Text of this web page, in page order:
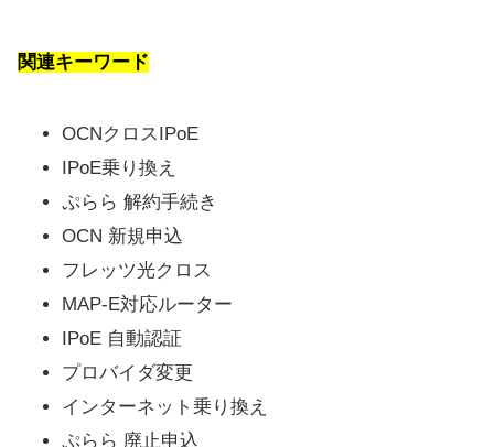
関連キーワード
OCNクロスIPoE
IPoE乗り換え
ぷらら 解約手続き
OCN 新規申込
フレッツ光クロス
MAP-E対応ルーター
IPoE 自動認証
プロバイダ変更
インターネット乗り換え
ぷらら 廃止申込